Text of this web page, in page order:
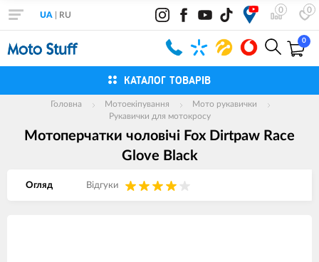
0 0
UA RU
0
КАТАЛОГ ТОВАРІВ
Головна Мотоекіпування
Мото рукавички
Рукавички для мотокросу
Мотоперчатки чоловічі Fox Dirtpaw Race
Glove Black
Огляд Вiдгуки